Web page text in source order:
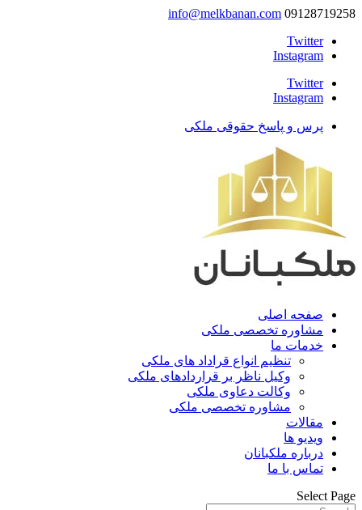
09128719258
info@melkbanan.com
Twitter
Instagram
Twitter
Instagram
پرس و پاسخ حقوقی ملکی
صفحه اصلی
مشاوره تخصصی ملکی
خدمات ما
تنظیم انواع قراداد های ملکی
وکیل ناظر بر قراردادهای ملکی
وکالت دعاوی ملکی
مشاوره تخصصی ملکی
مقالات
ویدیو ها
درباره ملکبانان
تماس با ما
Select Page